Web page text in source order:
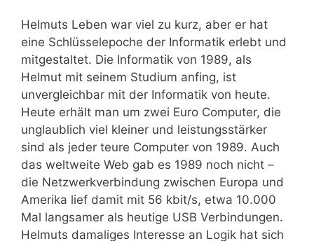
Helmuts Leben war viel zu kurz, aber er hat
eine Schlüsselepoche der Informatik erlebt und
mitgestaltet. Die Informatik von 1989, als
Helmut mit seinem Studium anfing, ist
unvergleichbar mit der Informatik von heute.
Heute erhält man um zwei Euro Computer, die
unglaublich viel kleiner und leistungsstärker
sind als jeder teure Computer von 1989. Auch
das weltweite Web gab es 1989 noch nicht –
die Netzwerkverbindung zwischen Europa und
Amerika lief damit mit 56 kbit/s, etwa 10.000
Mal langsamer als heutige USB Verbindungen.
Helmuts damaliges Interesse an Logik hat sich